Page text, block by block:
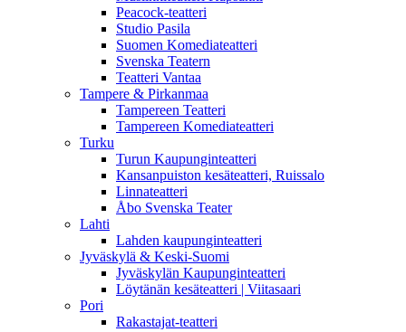
Peacock-teatteri
Studio Pasila
Suomen Komediateatteri
Svenska Teatern
Teatteri Vantaa
Tampere & Pirkanmaa
Tampereen Teatteri
Tampereen Komediateatteri
Turku
Turun Kaupunginteatteri
Kansanpuiston kesäteatteri, Ruissalo
Linnateatteri
Åbo Svenska Teater
Lahti
Lahden kaupunginteatteri
Jyväskylä & Keski-Suomi
Jyväskylän Kaupunginteatteri
Löytänän kesäteatteri | Viitasaari
Pori
Rakastajat-teatteri